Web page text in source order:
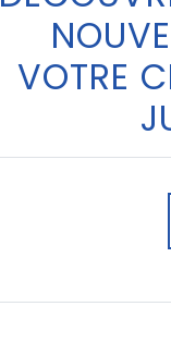
VOTRE